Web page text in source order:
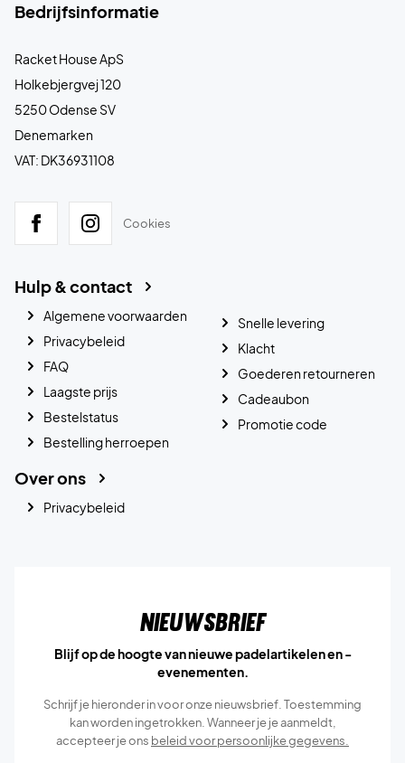
Bedrijfsinformatie
Racket House ApS
Holkebjergvej 120
5250 Odense SV
Denemarken
VAT: DK36931108
Cookies
Hulp & contact
Algemene voorwaarden
Privacybeleid
FAQ
Laagste prijs
Bestelstatus
Bestelling herroepen
Snelle levering
Klacht
Goederen retourneren
Cadeaubon
Promotie code
Over ons
Privacybeleid
Nieuwsbrief
Blijf op de hoogte van nieuwe padelartikelen en -
evenementen.
Schrijf je hieronder in voor onze nieuwsbrief. Toestemming
kan worden ingetrokken. Wanneer je je aanmeldt,
accepteer je ons beleid voor persoonlijke gegevens.